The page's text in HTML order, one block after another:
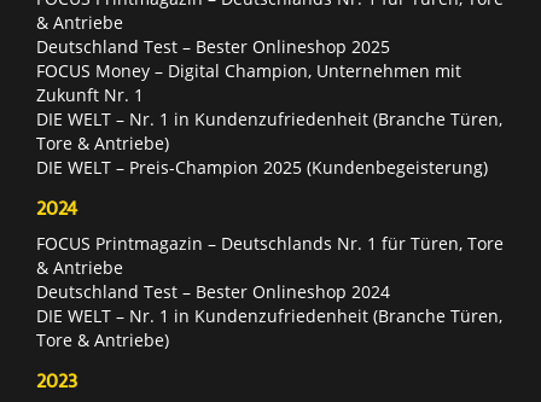
& Antriebe
Deutschland Test – Bester Onlineshop 2025
FOCUS Money – Digital Champion, Unternehmen mit
Zukunft Nr. 1
DIE WELT – Nr. 1 in Kundenzufriedenheit (Branche Türen,
Tore & Antriebe)
DIE WELT – Preis-Champion 2025 (Kundenbegeisterung)
2024
FOCUS Printmagazin – Deutschlands Nr. 1 für Türen, Tore
& Antriebe
Deutschland Test – Bester Onlineshop 2024
DIE WELT – Nr. 1 in Kundenzufriedenheit (Branche Türen,
Tore & Antriebe)
2023